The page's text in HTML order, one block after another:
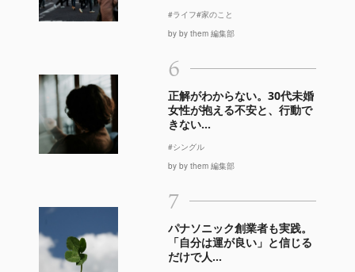
#ライフ#家のこと
by by them 編集部
6
正解がわからない。30代未婚
女性が抱える不安と、行動で
きない...
#シングル
by by them 編集部
7
パナソニック創業者も実践。
「自分は運が良い」と信じる
だけで人...